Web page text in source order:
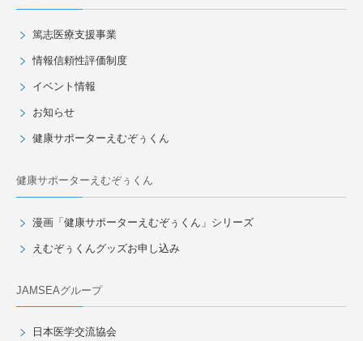
篤志医療支援事業
情報信頼性評価制度
イベント情報
お知らせ
健康サポーターえむぞぅくん
健康サポーターえむぞぅくん
漫画「健康サポーターえむぞぅくん」シリーズ
えむぞぅくんグッズお申し込み
JAMSEAグループ
日本医学交流協会